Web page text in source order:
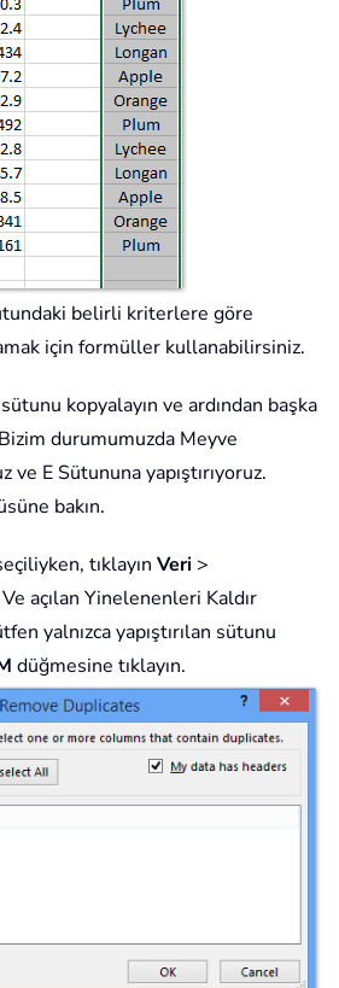
belirli kriterlere göre
için formüller kullanabilirsiniz.
kopyalayın ve ardından başka
durumumuzda Meyve
ve E Sütununa yapıştırıyoruz.
bakın.
tıklayın Veri >
açılan Yinelenenleri Kaldır
yalnızca yapıştırılan sütunu
düğmesine tıklayın.